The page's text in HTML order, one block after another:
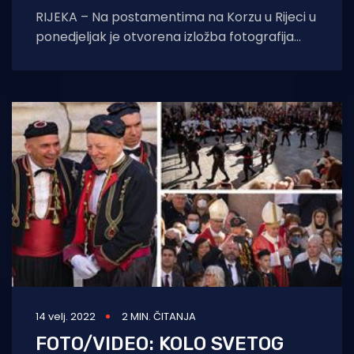
RIJEKA – Na postamentima na Korzu u Rijeci u
ponedjeljak je otvorena izložba fotografija
fotografije predstava
14 velj. 2022 2 MIN. ČITANJA
FOTO/VIDEO: KOLO SVETOG